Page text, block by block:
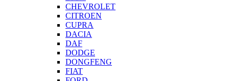
CHEVROLET
CITROEN
CUPRA
DACIA
DAF
DODGE
DONGFENG
FIAT